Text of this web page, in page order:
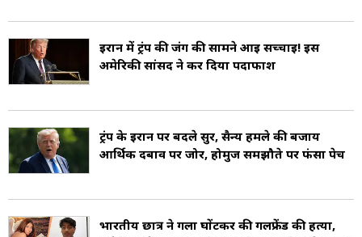
कार्यकारी शाखा - राष्ट्रपति द्वारा संचालित
विधायी शाखा - कांग्रेस (सीनेट और प्रतिनिधि सभा)
न्यायिक शाखा - सर्वोच्च न्यायालय और अन्य संघीय
अदालतें
वर्तमान में, अमेरिकी राजनीति में दो प्रमुख दल सक्रिय हैं –
डेमोक्रेटिक पार्टी और रिपब्लिकन पार्टी.
संयुक्त राज्य अमेरिका की अर्थव्यवस्था विश्व की सबसे
ईरान में ट्रंप की जंग की सामने आई सच्चाई! इस
अमेरिकी सांसद ने कर दिया पर्दाफाश
ट्रंप के ईरान पर बदले सुर, सैन्य हमले की बजाय
आर्थिक दबाव पर जोर, होर्मुज समझौते पर फंसा पेच
भारतीय छात्र ने गला घोंटकर की गर्लफ्रेंड की हत्या,